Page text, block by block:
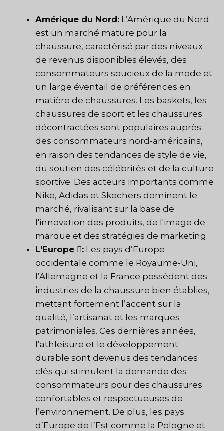
Amérique du Nord: L’Amérique du Nord
est un marché mature pour la
chaussure, caractérisé par des niveaux
de revenus disponibles élevés, des
consommateurs soucieux de la mode et
un large éventail de préférences en
matière de chaussures. Les baskets, les
chaussures de sport et les chaussures
décontractées sont populaires auprès
des consommateurs nord-américains,
en raison des tendances de style de vie,
du soutien des célébrités et de la culture
sportive. Des acteurs importants comme
Nike, Adidas et Skechers dominent le
marché, rivalisant sur la base de
l'innovation des produits, de l'image de
marque et des stratégies de marketing.
L'Europe : Les pays d’Europe
occidentale comme le Royaume-Uni,
l’Allemagne et la France possèdent des
industries de la chaussure bien établies,
mettant fortement l’accent sur la
qualité, l’artisanat et les marques
patrimoniales. Ces dernières années,
l’athleisure et le développement
durable sont devenus des tendances
clés qui stimulent la demande des
consommateurs pour des chaussures
confortables et respectueuses de
l’environnement. De plus, les pays
d’Europe de l’Est comme la Pologne et